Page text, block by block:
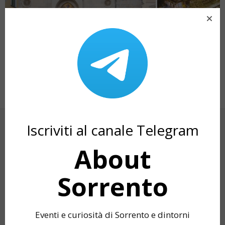
LA CATTEDRALE DI SORRENTO
CERCA
Iscriviti al canale Telegram
About
Sorrento
Eventi e curiosità di Sorrento e dintorni